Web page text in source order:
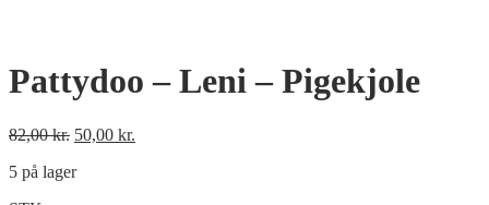
Pattydoo – Leni – Pigekjole
82,00kr. 50,00 kr.
5 på lager